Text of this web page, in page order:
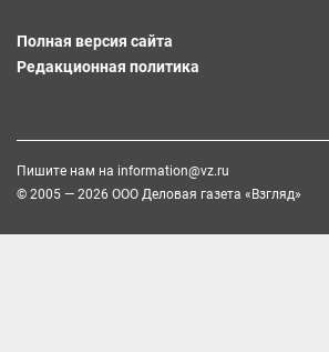
Полная версия сайта
Редакционная политика
Пишите нам на information@vz.ru
© 2005 — 2026 ООО Деловая газета «Взгляд»